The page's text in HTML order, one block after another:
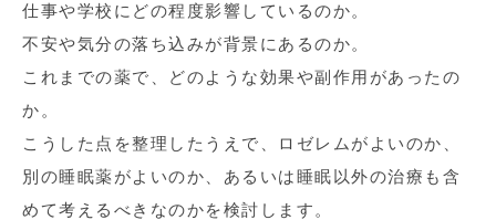
仕事や学校にどの程度影響しているのか。
不安や気分の落ち込みが背景にあるのか。
これまでの薬で、どのような効果や副作用があったの
か。
こうした点を整理したうえで、ロゼレムがよいのか、
別の睡眠薬がよいのか、あるいは睡眠以外の治療も含
めて考えるべきなのかを検討します。